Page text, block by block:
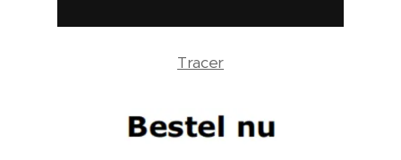
Tracer